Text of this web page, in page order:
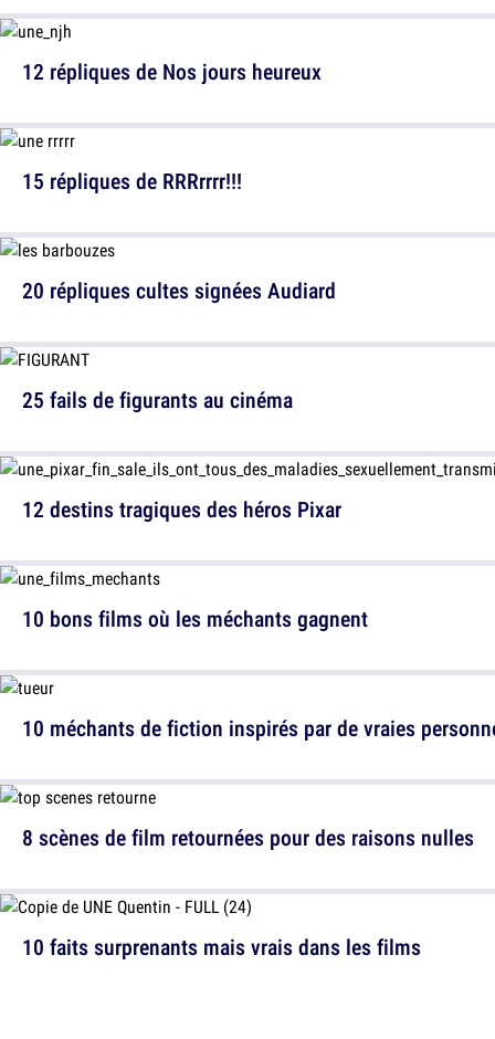
12 répliques de Nos jours heureux
20 répliques cultes signées Audiard
12 destins tragiques des héros Pixar
10 méchants de fiction inspirés par de vraies
10 faits surprenants mais vrais dans les films
15 répliques de RRRrrrr!!!
25 fails de figurants au cinéma
10 bons films où les méchants gagnent
8 scènes de film retournées pour des raisons nulles